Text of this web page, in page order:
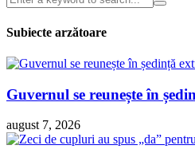
Subiecte arzătoare
Guvernul se reunește în
august 7, 2026